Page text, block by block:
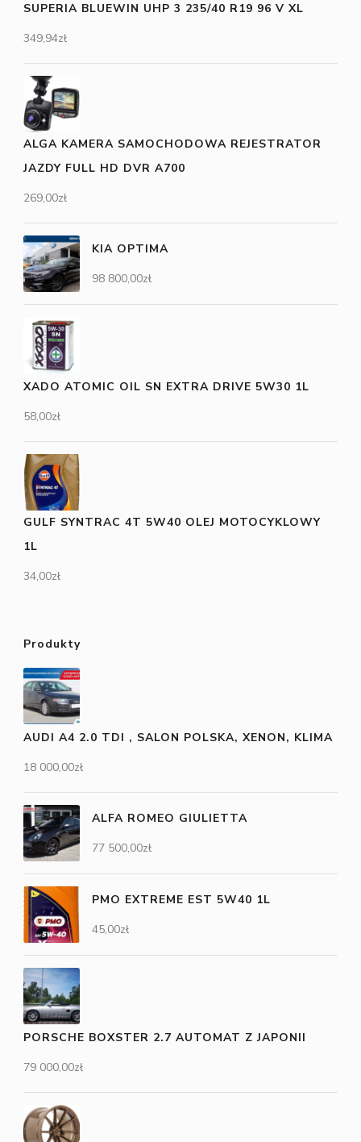
SUPERIA BLUEWIN UHP 3 235/40 R19 96 V XL
349,94zł
ALGA KAMERA SAMOCHODOWA REJESTRATOR
JAZDY FULL HD DVR A700
269,00zł
KIA OPTIMA
98 800,00zł
XADO ATOMIC OIL SN EXTRA DRIVE 5W30 1L
58,00zł
GULF SYNTRAC 4T 5W40 OLEJ MOTOCYKLOWY
1L
34,00zł
Produkty
AUDI A4 2.0 TDI , SALON POLSKA, XENON, KLIMA
18 000,00zł
ALFA ROMEO GIULIETTA
77 500,00zł
PMO EXTREME EST 5W40 1L
45,00zł
PORSCHE BOXSTER 2.7 AUTOMAT Z JAPONII
79 000,00zł